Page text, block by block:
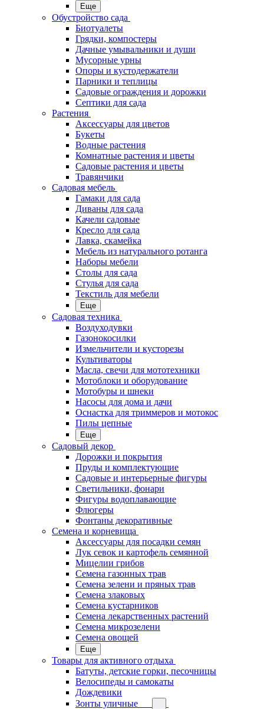
Еще
Обустройство сада
Биотуалеты
Грядки, компостеры
Дачные умывальники и души
Мусорные урны
Опоры и кустодержатели
Парники и теплицы
Садовые ограждения и дорожки
Септики для сада
Растения
Аксессуары для цветов
Букеты
Водные растения
Комнатные растения и цветы
Садовые растения и цветы
Травянчики
Садовая мебель
Гамаки для сада
Диваны для сада
Качели садовые
Кресло для сада
Лавка, скамейка
Мебель из натурального ротанга
Наборы мебели
Столы для сада
Стулья для сада
Текстиль для мебели
Еще
Садовая техника
Воздуходувки
Газонокосилки
Измельчители и кусторезы
Культиваторы
Масла, свечи для мототехники
Мотоблоки и оборудование
Мотобуры и шнеки
Насосы для дома и дачи
Оснастка для триммеров и мотокос
Пилы цепные
Еще
Садовый декор
Дорожки и покрытия
Пруды и комплектующие
Садовые и интерьерные фигуры
Светильники, фонари
Фигуры водоплавающие
Флюгеры
Фонтаны декоративные
Семена и корневища
Аксессуары для посадки семян
Лук севок и картофель семянной
Мицелии грибов
Семена газонных трав
Семена зелени и пряных трав
Семена злаковых
Семена кустарников
Семена лекарственных растений
Семена микрозелени
Семена овощей
Еще
Товары для активного отдыха
Батуты, детские горки, песочницы
Велосипеды и самокаты
Дождевики
Зонты уличные